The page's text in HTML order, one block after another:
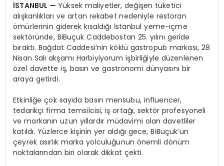
İSTANBUL —Yüksek maliyetler, değişen tüketici
alışkanlıkları ve artan rekabet nedeniyle restoran
ömürlerinin giderek kısaldığı İstanbul yeme-içme
sektöründe, BiBuçuk Caddebostan 25. yılını geride
bıraktı. Bağdat Caddesi’nin köklü gastropub markası, 28
Nisan Salı akşamı Harbiyiyorum işbirliğiyle düzenlenen
özel davette iş, basın ve gastronomi dünyasını bir
araya getirdi.
Etkinliğe çok sayıda basın mensubu, influencer,
tedarikçi firma temsilcisi, iş ortağı, sektör profesyoneli
ve markanın uzun yıllardır müdavimi olan davetliler
katıldı. Yüzlerce kişinin yer aldığı gece, BiBuçuk’un
çeyrek asırlık marka yolculuğunun önemli dönüm
noktalarından biri olarak dikkat çekti.